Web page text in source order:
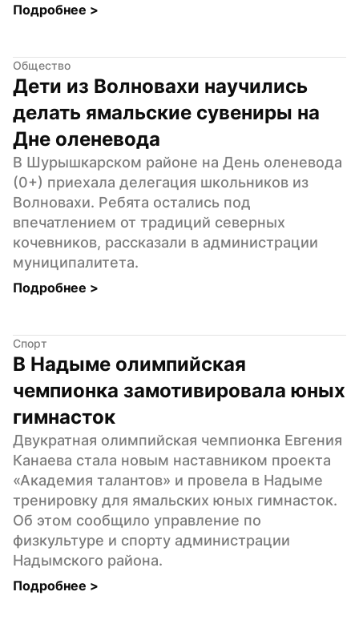
Подробнее >
Общество
Дети из Волновахи научились
делать ямальские сувениры на
Дне оленевода
В Шурышкарском районе на День оленевода
(0+) приехала делегация школьников из
Волновахи. Ребята остались под
впечатлением от традиций северных
кочевников, рассказали в администрации
муниципалитета.
Подробнее >
Спорт
В Надыме олимпийская
чемпионка замотивировала юных
гимнасток
Двукратная олимпийская чемпионка Евгения
Канаева стала новым наставником проекта
«Академия талантов» и провела в Надыме
тренировку для ямальских юных гимнасток.
Об этом сообщило управление по
физкультуре и спорту администрации
Надымского района.
Подробнее >